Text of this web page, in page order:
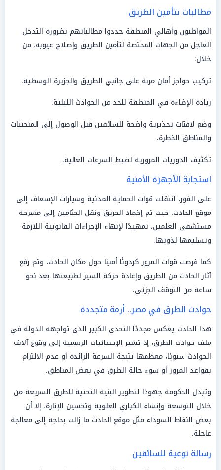
مطالبات بتأمين الطريق
المواطنون وأهالي المنطقة جددوا مطالباتهم بضرورة التدخل
العاجل من الجهات المختصة لتأمين الطريق وإصلاح عيوبه، من
خلال:
تركيب حواجز أمان مرنة على جانبي الطريق والجزيرة الوسطية.
زيادة الإضاءة في المنطقة للحد من الحوادث الليلية.
وضع لافتات تحذيرية واضحة للسائقين قبل الوصول إلى المنحنيات
والمناطق الخطرة.
تكثيف الدوريات المرورية لضبط السرعات العالية.
استجابة الأجهزة الأمنية
على الفور، انتقلت قوات الحماية المدنية وسيارات الإسعاف إلى
موقع الحادث، حيث تم إخماد الحريق ونقل الجثامين إلى مشرحة
مستشفى العلمين، تمهيدًا لإنهاء الإجراءات القانونية اللازمة
وتسليمها لذويها.
كما فرضت قوات المرور كردونًا أمنيًا حول مكان الحادث، وتم رفع
آثار الحادث من الطريق وإعادة حركة السير لطبيعتها بعد نحو
ساعة من التوقف الجزئي.
حوادث الطرق في مصر.. أزمة متجددة
هذا الحادث يعكس مجددًا التحدي الكبير الذي تواجهه الدولة في
ملف حوادث الطرق، إذ تشير الإحصائيات الرسمية إلى وقوع آلاف
الحوادث سنويًا، معظمها نتيجة السرعة الزائدة أو عدم الالتزام
بقواعد المرور أو سوء حالة الطرق في بعض المناطق.
وتبذل الحكومة جهودًا لتطوير البنية التحتية للطرق السريعة من
خلال التوسعة وإنشاء الكباري العلوية وتحسين الإنارة، إلا أن
بعض النقاط السوداء مثل موقع الحادث ما زالت بحاجة إلى معالجة
عاجلة.
رسالة توعية للسائقين